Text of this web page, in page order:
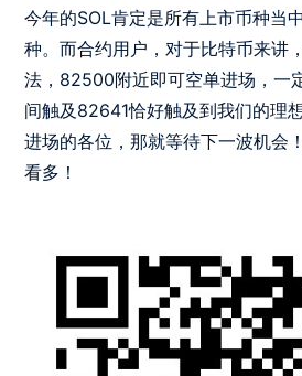
今年的SOL肯定是所有上市币种当
种。而合约用户，对于比特币来讲
法，82500附近即可空单进场，一
间触及82641恰好触及到我们的理
进场的各位，那就等待下一波机会
看多！